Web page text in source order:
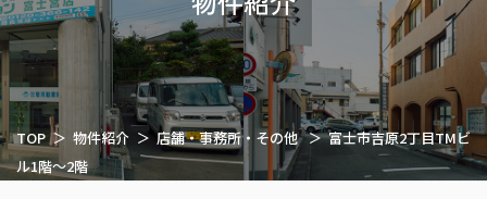
TOP 物件紹介 店舗・事務所・その他
富士市吉原2丁目TMビ
ル1階～2階